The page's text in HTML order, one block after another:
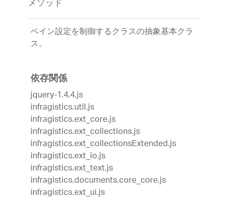
メソッド
ペイン設定を制御するクラスの抽象基本クラ
ス。
依存関係
jquery-1.4.4.js
infragistics.util.js
infragistics.ext_core.js
infragistics.ext_collections.js
infragistics.ext_collectionsExtended.js
infragistics.ext_io.js
infragistics.ext_text.js
infragistics.documents.core_core.js
infragistics.ext_ui.js